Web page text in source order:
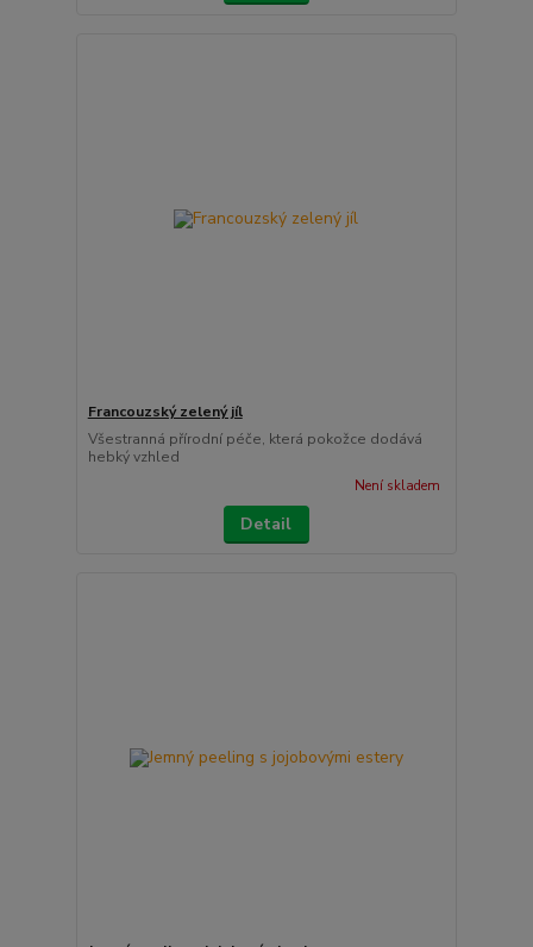
Francouzský zelený jíl
Všestranná přírodní péče, která pokožce dodává
hebký vzhled
Není skladem
Detail